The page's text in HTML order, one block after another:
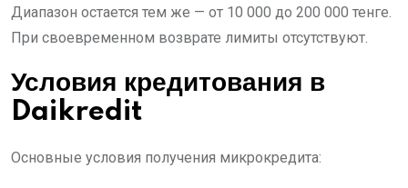
Диапазон остается тем же — от 10 000 до 200 000 тенге.
При своевременном возврате лимиты отсутствуют.
Условия кредитования в
Daikredit
Основные условия получения микрокредита: